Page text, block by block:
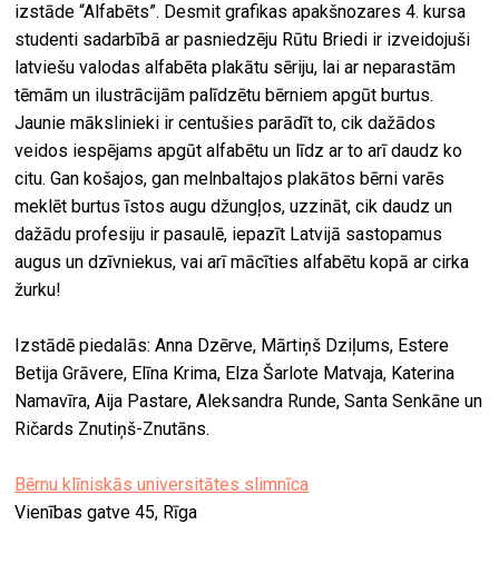
izstāde “Alfabēts”. Desmit grafikas apakšnozares 4. kursa
studenti sadarbībā ar pasniedzēju Rūtu Briedi ir izveidojuši
latviešu valodas alfabēta plakātu sēriju, lai ar neparastām
tēmām un ilustrācijām palīdzētu bērniem apgūt burtus.
Jaunie mākslinieki ir centušies parādīt to, cik dažādos
veidos iespējams apgūt alfabētu un līdz ar to arī daudz ko
citu. Gan košajos, gan melnbaltajos plakātos bērni varēs
meklēt burtus īstos augu džungļos, uzzināt, cik daudz un
dažādu profesiju ir pasaulē, iepazīt Latvijā sastopamus
augus un dzīvniekus, vai arī mācīties alfabētu kopā ar cirka
žurku!
Izstādē piedalās: Anna Dzērve, Mārtiņš Dziļums, Estere
Betija Grāvere, Elīna Krima, Elza Šarlote Matvaja, Katerina
Namavīra, Aija Pastare, Aleksandra Runde, Santa Senkāne un
Ričards Znutiņš-Znutāns.
Bērnu klīniskās universitātes slimnīca
Vienības gatve 45, Rīga